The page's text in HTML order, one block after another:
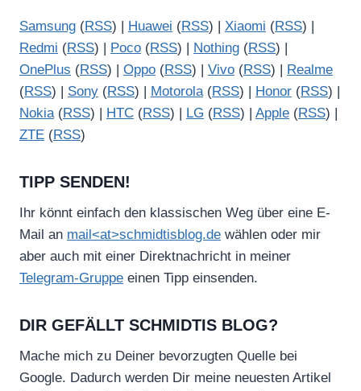
Samsung (RSS) | Huawei (RSS) | Xiaomi (RSS) |
Redmi (RSS) | Poco (RSS) | Nothing (RSS) |
OnePlus (RSS) | Oppo (RSS) | Vivo (RSS) |
Realme
(RSS) | Sony (RSS) | Motorola(RSS) | Honor (RSS) |
Nokia(RSS) | HTC (RSS) | LG (RSS) | Apple (RSS) |
ZTE (RSS)
TIPP SENDEN!
Ihr könnt einfach den klassischen Weg über eine E-
Mail an mail<at>schmidtisblog.de wählen oder mir
aber auch mit einer Direktnachricht in meiner
Telegram-Gruppe einen Tipp einsenden.
DIR GEFÄLLT SCHMIDTIS BLOG?
Mache mich zu Deiner bevorzugten Quelle bei
Google. Dadurch werden Dir meine neuesten Artikel